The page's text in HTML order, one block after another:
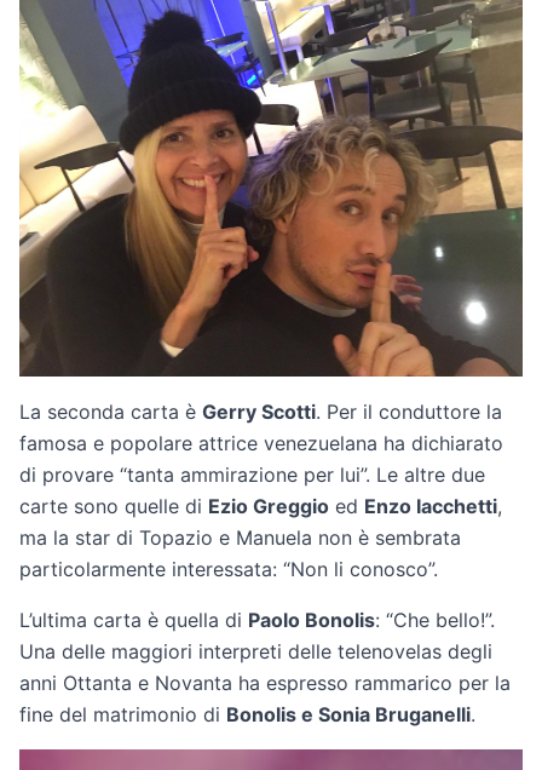
La seconda carta è Gerry Scotti. Per il conduttore la
famosa e popolare attrice venezuelana ha dichiarato
di provare “tanta ammirazione per lui”. Le altre due
carte sono quelle di Ezio Greggio ed Enzo Iacchetti,
ma la star di Topazio e Manuela non è sembrata
particolarmente interessata: “Non li conosco”.
L’ultima carta è quella di Paolo Bonolis: “Che bello!”.
Una delle maggiori interpreti delle telenovelas degli
anni Ottanta e Novanta ha espresso rammarico per la
fine del matrimonio di Bonolis e Sonia Bruganelli.